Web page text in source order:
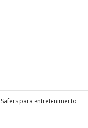
Safers para entretenimento